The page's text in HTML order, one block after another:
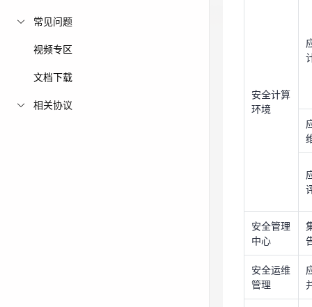
常见问题
视频专区
文档下载
相关协议
安全数据
处理
产品版本
安全计算
环境
安全管理
中心
安全运维
管理